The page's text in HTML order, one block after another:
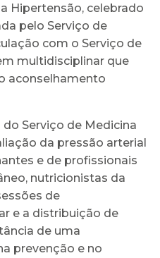
Hipertensão, celebrado
pelo Serviço de
com o Serviço de
multidisciplinar que
aconselhamento
Serviço de Medicina
da pressão arterial
e de profissionais
nutricionistas da
de
e a distribuição de
de uma
prevenção e no